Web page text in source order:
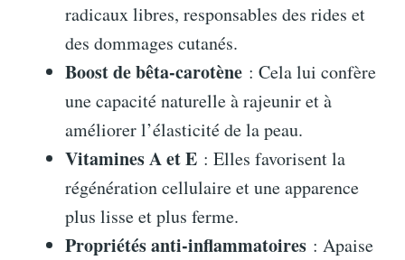
radicaux libres, responsables des rides et
des dommages cutanés.
Boost de bêta-carotène : Cela lui confère
une capacité naturelle à rajeunir et à
améliorer l’élasticité de la peau.
Vitamines A et E : Elles favorisent la
régénération cellulaire et une apparence
plus lisse et plus ferme.
Propriétés anti-inflammatoires : Apaise